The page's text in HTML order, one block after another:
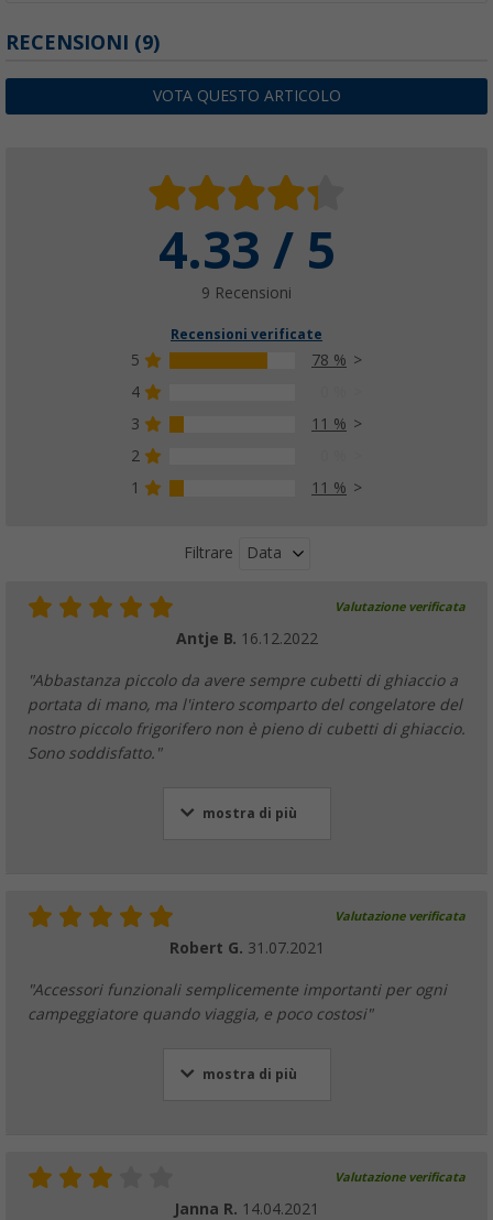
RECENSIONI (9)
VOTA QUESTO ARTICOLO
4.33 / 5
9 Recensioni
Recensioni verificate
5
78 %
4
3
11 %
2
1
11 %
Filtrare Data
Valutazione verificata
Antje B. 16.12.2022
"Abbastanza piccolo da avere sempre cubetti di ghiaccio a
portata di mano, ma l'intero scomparto del congelatore del
nostro piccolo frigorifero non è pieno di cubetti di ghiaccio.
Sono soddisfatto."
mostra di più
Valutazione verificata
Robert G. 31.07.2021
"Accessori funzionali semplicemente importanti per ogni
campeggiatore quando viaggia, e poco costosi"
mostra di più
Valutazione verificata
Janna R. 14.04.2021